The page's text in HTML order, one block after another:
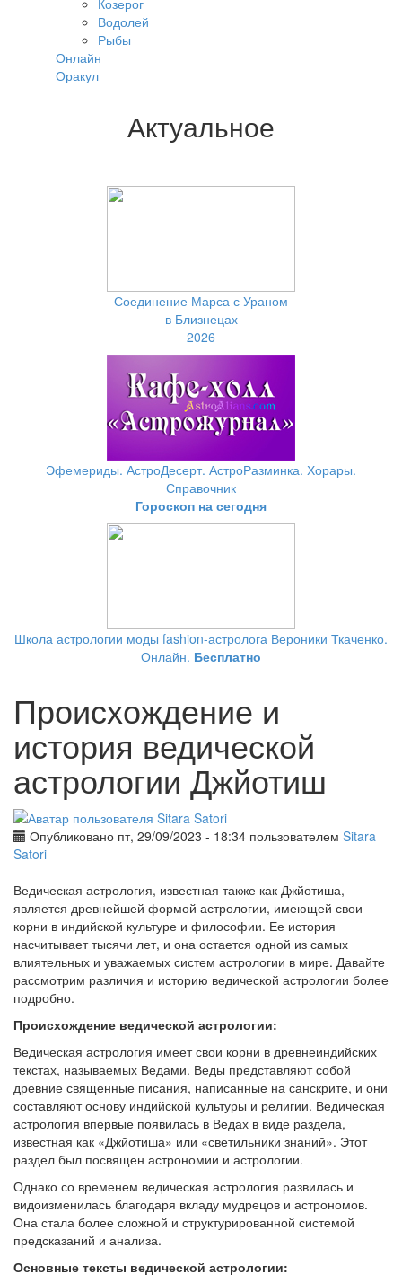
Козерог
Водолей
Рыбы
Онлайн
Оракул
Актуальное
Соединение Марса с Ураном
в Близнецах
2026
Эфемериды. АстроДесерт. АстроРазминка. Хорары.
Справочник
Гороскоп на сегодня
Школа астрологии моды fashion-астролога Вероники Ткаченко.
Онлайн. Бесплатно
Происхождение и
история ведической
астрологии Джйотиш
Опубликовано пт, 29/09/2023 - 18:34 пользователем Sitara
Satori
Ведическая астрология, известная также как Джйотиша,
является древнейшей формой астрологии, имеющей свои
корни в индийской культуре и философии. Ее история
насчитывает тысячи лет, и она остается одной из самых
влиятельных и уважаемых систем астрологии в мире. Давайте
рассмотрим различия и историю ведической астрологии более
подробно.
Происхождение ведической астрологии:
Ведическая астрология имеет свои корни в древнеиндийских
текстах, называемых Ведами. Веды представляют собой
древние священные писания, написанные на санскрите, и они
составляют основу индийской культуры и религии. Ведическая
астрология впервые появилась в Ведах в виде раздела,
известная как «Джйотиша» или «светильники знаний». Этот
раздел был посвящен астрономии и астрологии.
Однако со временем ведическая астрология развилась и
видоизменилась благодаря вкладу мудрецов и астрономов.
Она стала более сложной и структурированной системой
предсказаний и анализа.
Основные тексты ведической астрологии: